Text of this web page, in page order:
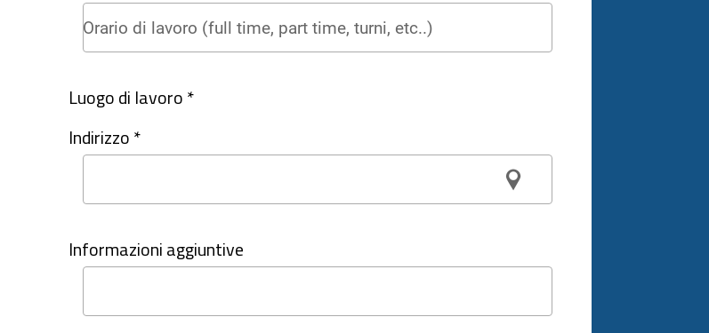
Luogo di lavoro *
Indirizzo *
Informazioni aggiuntive